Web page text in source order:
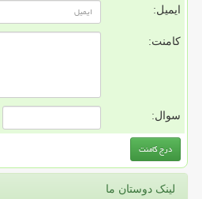
ایمیل:
کامنت:
سوال:
لینک دوستان ما